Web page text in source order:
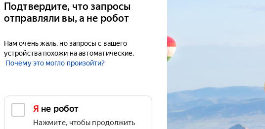
Подтвердите, что запросы
отправляли вы, а не робот
Нам очень жаль, но запросы с вашего
устройства похожи на автоматические.
Почему это могло произойти?
Я не робот
Нажмите, чтобы продолжить